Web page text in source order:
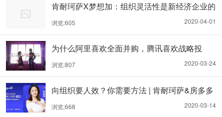
肯耐珂萨X梦想加：组织灵活性是新经济企业的
必修课
2020-04-01
浏览:605
为什么阿里喜欢全面并购，腾讯喜欢战略投
资？
2020-03-24
浏览:807
向组织要人效？你需要方法 | 肯耐珂萨&房多多
2020-03-14
浏览:668